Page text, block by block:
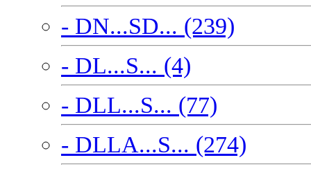
- DN...SD... (239)
- DL...S... (4)
- DLL...S... (77)
- DLLA...S... (274)